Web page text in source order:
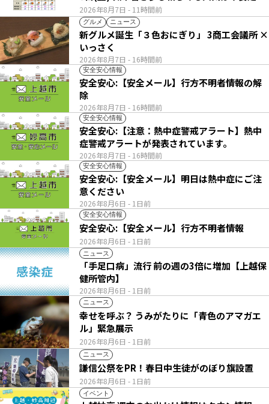
2026年8月7日 - 11時間前
グルメ ニュース
2026年8月7日 - 16時間前
新グルメ誕生「３色おにぎり」 3商工会議所 ×
いっさく
安全安心情報
2026年8月7日 - 16時間前
安全安心:【安全メール】行方不明者情報の解
除
安全安心情報
2026年8月7日 - 16時間前
安全安心:【注意：熱中症警戒アラート】熱中
症警戒アラートが発表されています。
安全安心情報
2026年8月6日 - 1日前
安全安心:【安全メール】明日は熱中症にご注
意ください
安全安心情報
2026年8月6日 - 1日前
安全安心:【安全メール】行方不明者情報
ニュース
2026年8月6日 - 1日前
「手足口病」流行 前の週の3倍に増加【上越保
健所管内】
ニュース
2026年8月6日 - 1日前
幸せを呼ぶ？ うみがたりに「青色のアマガエ
ル」緊急展示
ニュース
2026年8月6日 - 1日前
謙信公祭をPR！春日中生徒がのぼり旗設置
イベント